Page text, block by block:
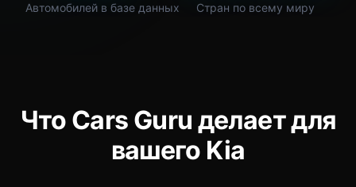
Автомобилей в базе данных Стран по всему миру
Что Cars Guru делает для
вашего Kia